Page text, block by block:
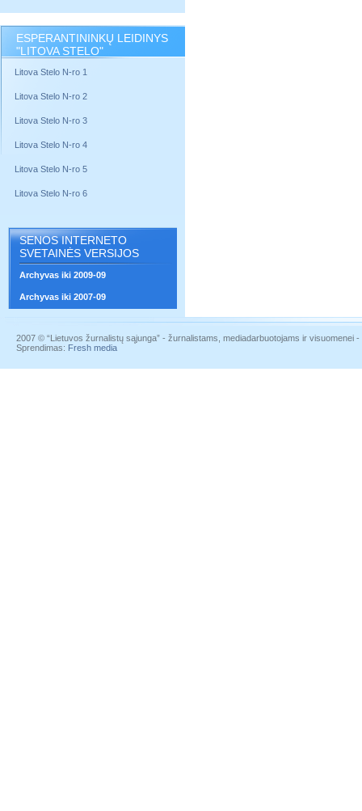
ESPERANTININKŲ LEIDINYS
"LITOVA STELO"
Litova Stelo N-ro 1
Litova Stelo N-ro 2
Litova Stelo N-ro 3
Litova Stelo N-ro 4
Litova Stelo N-ro 5
Litova Stelo N-ro 6
SENOS INTERNETO
SVETAINĖS VERSIJOS
Archyvas iki 2009-09
Archyvas iki 2007-09
2007 © “Lietuvos žurnalistų sąjunga” - žurnalistams, mediadarbuotojams ir visuomenei
Sprendimas: Fresh media